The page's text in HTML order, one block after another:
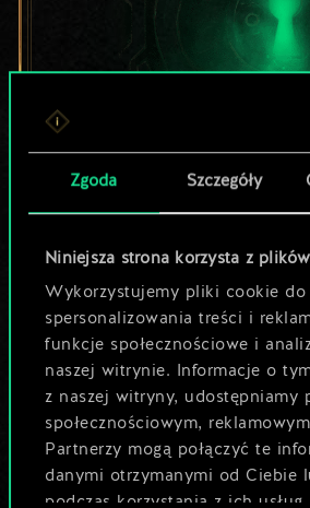
Zgoda Szczegóły
Niniejsza strona korzysta z
Wykorzystujemy pliki cookie do
spersonalizowania treści i
funkcje społecznościowe i
naszej witrynie. Informacje o
z naszej witryny, udostępniamy
społecznościowym,
Partnerzy mogą połączyć te
danymi otrzymanymi od Ciebie
podczas korzystania z ich
Lubisz grać
Pomóż
odkryć
Nazwij talię i opisz